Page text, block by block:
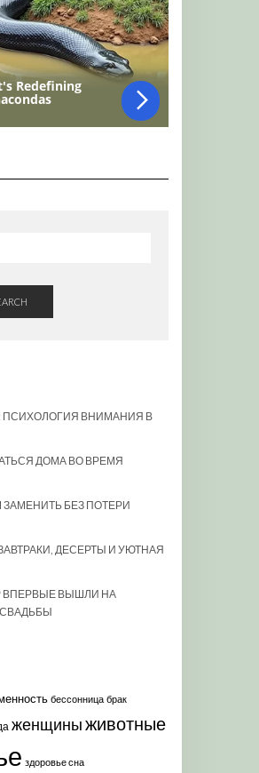
ПСИХОЛОГИЯ ВНИМАНИЯ В
ДОМА ВО ВРЕМЯ
БЕЗ ПОТЕРИ
ДЕСЕРТЫ И УЮТНАЯ
ВПЕРВЫЕ ВЫШЛИ НА
бессонница брак
женщиныживотные
здоровье сна